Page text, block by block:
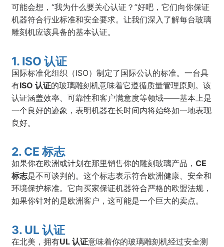
可能会想，“我为什么要关心认证？”好吧，它们向你保证
机器符合行业标准和安全要求。让我们深入了解每台玻璃
雕刻机应该具备的基本认证。
1. ISO 认证
国际标准化组织（ISO）制定了国际公认的标准。一台具
有ISO 认证的玻璃雕刻机意味着它遵循质量管理原则。该
认证涵盖效率、可靠性和客户满意度等领域——基本上是
一个良好的迹象，表明机器在长时间内将始终如一地表现
良好。
2. CE 标志
如果你在欧洲或计划在那里销售你的雕刻玻璃产品，CE
标志是不可谈判的。这个标志表示符合欧洲健康、安全和
环境保护标准。它向买家保证机器符合严格的欧盟法规，
如果你针对的是欧洲客户，这可能是一个巨大的卖点。
3. UL 认证
在北美，拥有UL 认证意味着你的玻璃雕刻机经过安全测